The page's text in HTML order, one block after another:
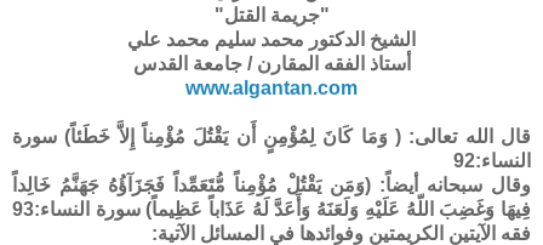
"جريمة القتل"
الشيخ الدكتور محمد سليم محمد علي
أستاذ الفقه المقارن/ جامعة القدس
www.algantan.com
قال الله تعالى: ) وَمَا كَانَ لِمُؤْمِنٍ أَن يَقْتُلَ مُؤْمِناً إِلاَّ خَطَئاً) سورة
النساء:92
وقال سبحانه أيضاً: (وَمَن يَقْتُلْ مُؤْمِناً مُّتَعَمِّداً فَجَزَآؤُهُ جَهَنَّمُ خَالِداً
فِيهَا وَغَضِبَ اللّهُ عَلَيْهِ وَلَعَنَهُ وَأَعَدَّ لَهُ عَذَاباً عَظِيماً) سورة النساء:93
فقه الآيتين الكريمتين وفوائدها في المسائل الآتية: